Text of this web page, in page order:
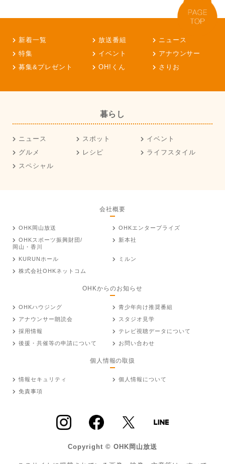
新着一覧 放送番組
ニュース
特集
イベント
アナウンサー
募集&プレゼント
OH!くん さりお
暮らし
ニュース スポット
イベント
グルメ
レシピ
ライフスタイル
スペシャル
会社概要
OHK岡山放送
OHKエンタープライズ
OHKスポーツ振興財団/
岡山・香川
新本社
KURUNホール
ミルン
株式会社OHKネットコム
OHKからのお知らせ
OHKハウジング
青少年向け推奨番組
アナウンサー朗読会
スタジオ見学
採用情報
テレビ視聴データについて
後援・共催等の申請について
お問い合わせ
個人情報の取扱
情報セキュリティ
個人情報について
免責事項
Copyright © OHK岡山放送